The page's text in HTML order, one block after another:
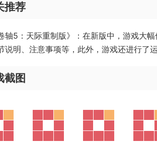
推荐
轴5：天际重制版》：在新版中，游戏大
说明、注意事项等，此外，游戏还进行了
截图